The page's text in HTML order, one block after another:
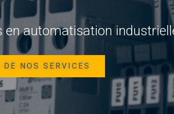
en automatisation
NOS SERVICES